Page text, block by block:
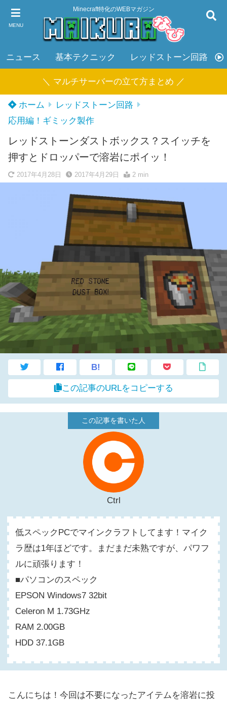
MENU
Minecraft特化のWEBマガジン
ニュース 基本テクニック レッドストーン回路
＼ マルチサーバーの立て方まとめ ／
ホーム
レッドストーン回路
応用編！ギミック製作
レッドストーンダストボックス？スイッチを
押すとドロッパーで溶岩にポイッ！
2017年4月28日 2017年4月29日 2 min
B!
この記事のURLをコピーする
Ctrl
低スペックPCでマインクラフトしてます！マイク
ラ歴は1年ほどです。まだまだ未熟ですが、パワフ
ルに頑張ります！
■パソコンのスペック
EPSON Windows7 32bit
Celeron M 1.73GHz
RAM 2.00GB
HDD 37.1GB
こんにちは！今回は不要になったアイテムを溶岩に投